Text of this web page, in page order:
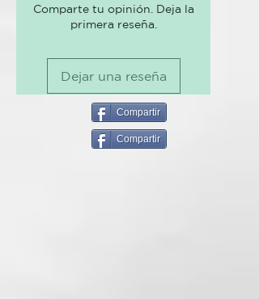
hipertexturizados que, gracias a
sus principios activos, aporta
Contiene micropartículas moradas
con acción antiamarilleo.
KEY BENEFITS
Champú acidificante - Mantiene
tonos fríos - Contrarresta los
Comparte tu opinión. Deja la
primera reseña.
Dejar una reseña
Compartir
Compartir